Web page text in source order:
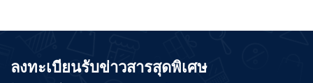
ลงทะเบียนรับข่าวสารสุดพิเศษ